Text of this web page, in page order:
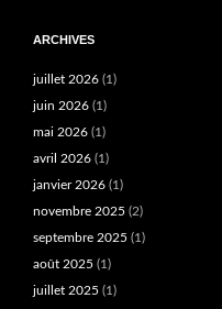
ARCHIVES
juillet 2026 (1)
juin 2026 (1)
mai 2026 (1)
avril 2026 (1)
janvier 2026 (1)
novembre 2025 (2)
septembre 2025 (1)
août 2025 (1)
juillet 2025 (1)